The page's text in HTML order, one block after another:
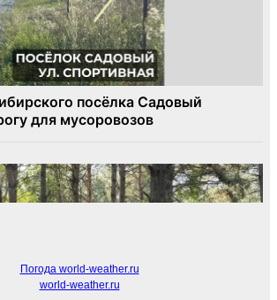
Погода world-weather.ru
world-weather.ru